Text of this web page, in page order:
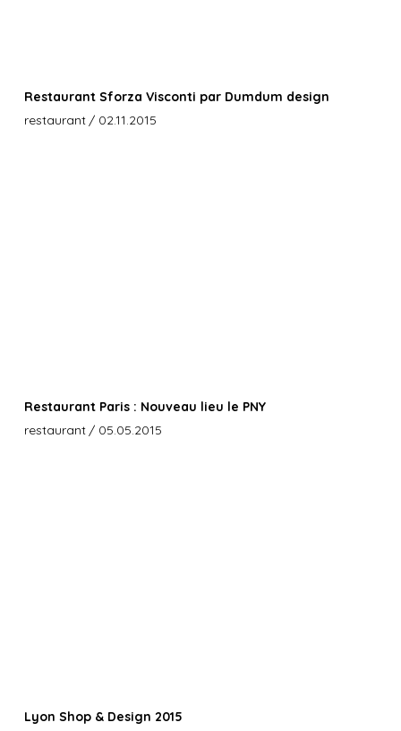
Restaurant Sforza Visconti par Dumdum design
restaurant / 02.11.2015
Restaurant Paris : Nouveau lieu le PNY
restaurant / 05.05.2015
Lyon Shop & Design 2015